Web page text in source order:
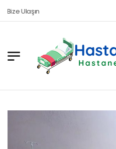
Bize Ulaşın